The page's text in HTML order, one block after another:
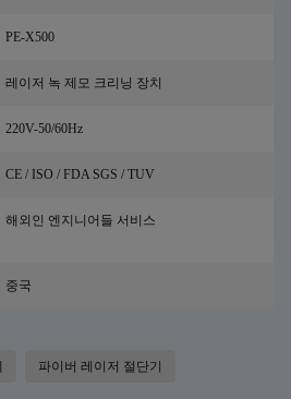
PE-X500
레이저 녹 제모 크리닝 장치
220V-50/60Hz
CE / ISO / FDA SGS / TUV
해외인 엔지니어들 서비스
중국
파이버 레이저 절단기